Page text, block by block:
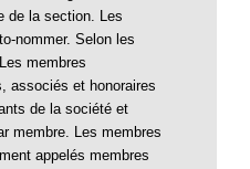
de la section. Les
nommer. Selon les
membres
associés et honoraires
de la société et
membre. Les membres
appelés membres